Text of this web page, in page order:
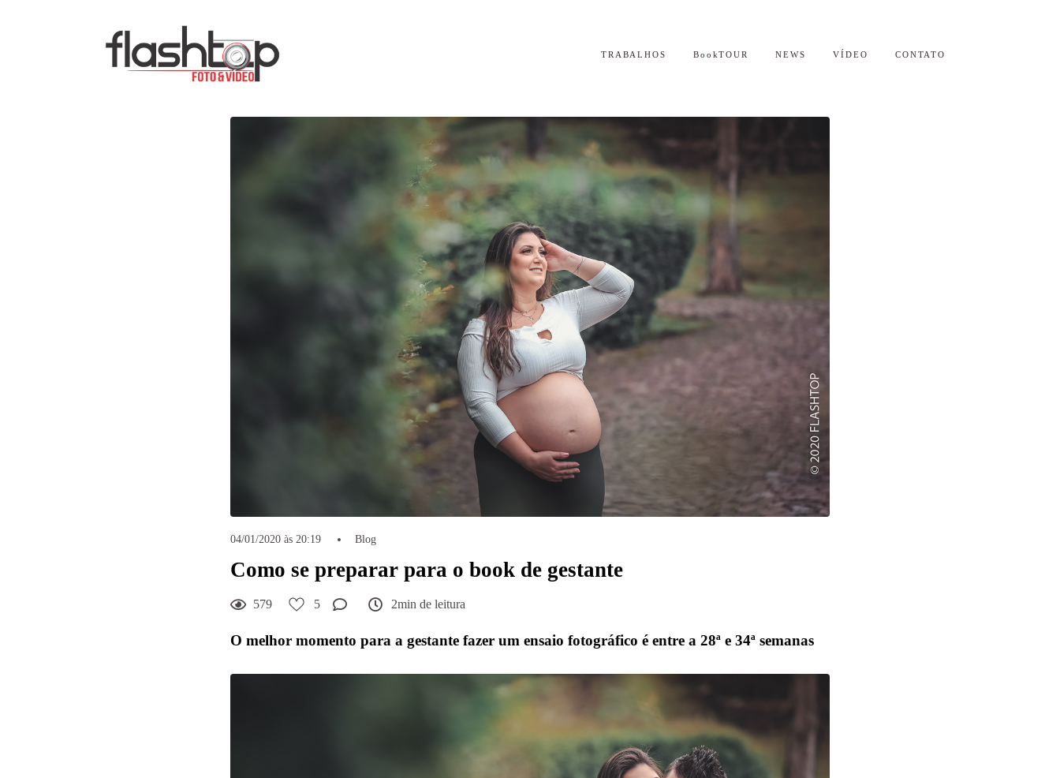
TRABALHOS BookTOUR NEWS VÍDEO CONTATO
04/01/2020 às 20:19 Blog
Como se preparar para o book de gestante
579 5 2min de leitura
O melhor momento para a gestante fazer um ensaio fotográfico é entre a 28ª e 34ª semanas